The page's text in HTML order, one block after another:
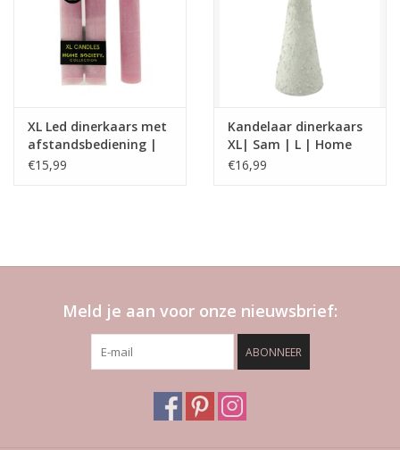
XL Led dinerkaars met
afstandsbediening |
lilac | Home Society
€15,99
Kandelaar dinerkaars
XL| Sam | L | Home
Society
€16,99
Meld je aan voor onze nieuwsbrief:
ABONNEER